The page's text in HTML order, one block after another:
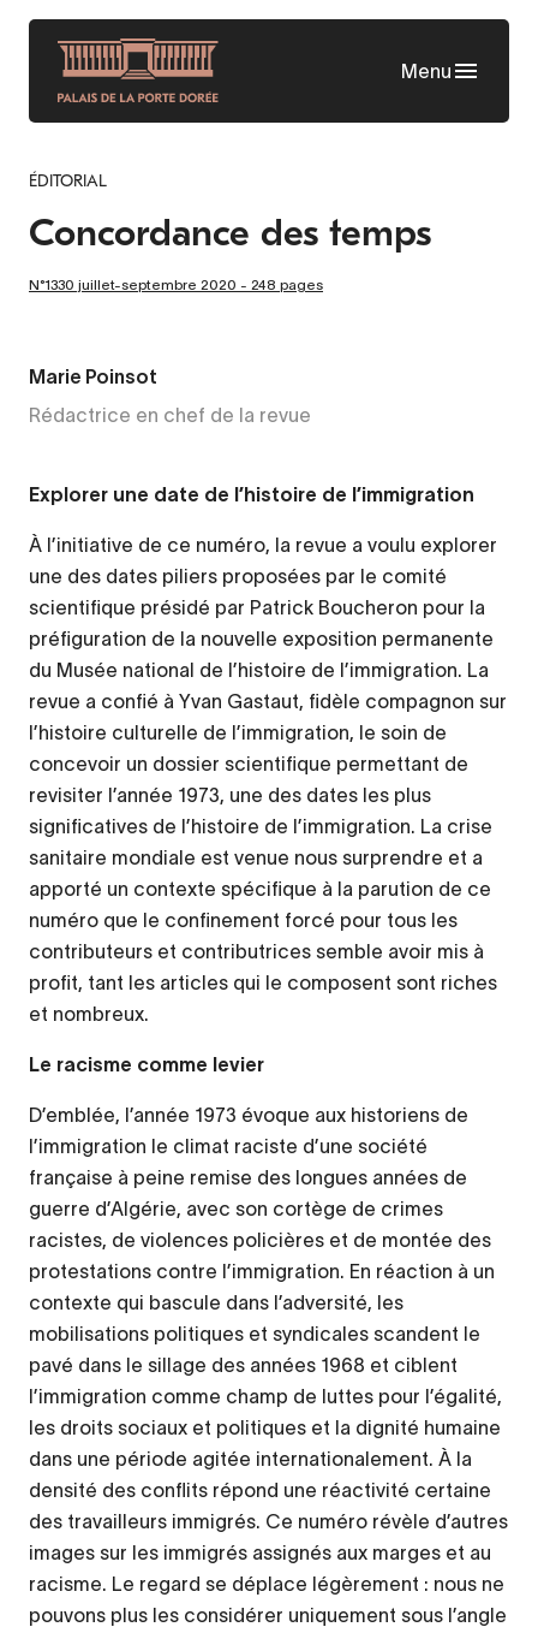
Aller
contenu
principal
Menu
ÉDITORIAL
Concordance des temps
N°1330 juillet-septembre 2020 - 248 pages
Marie Poinsot
Rédactrice en chef de la revue
Explorer une date de l’histoire de l’immigration
À l’initiative de ce numéro, la revue a voulu explorer
une des dates piliers proposées par le comité
scientifique présidé par Patrick Boucheron pour la
préfiguration de la nouvelle exposition permanente
du Musée national de l’histoire de l’immigration. La
revue a confié à Yvan Gastaut, fidèle compagnon sur
l’histoire culturelle de l’immigration, le soin de
concevoir un dossier scientifique permettant de
revisiter l’année 1973, une des dates les plus
significatives de l’histoire de l’immigration. La crise
sanitaire mondiale est venue nous surprendre et a
apporté un contexte spécifique à la parution de ce
numéro que le confinement forcé pour tous les
contributeurs et contributrices semble avoir mis à
profit, tant les articles qui le composent sont riches
et nombreux.
Le racisme comme levier
D’emblée, l’année 1973 évoque aux historiens de
l’immigration le climat raciste d’une société
française à peine remise des longues années de
guerre d’Algérie, avec son cortège de crimes
racistes, de violences policières et de montée des
protestations contre l’immigration. En réaction à un
contexte qui bascule dans l’adversité, les
mobilisations politiques et syndicales scandent le
pavé dans le sillage des années 1968 et ciblent
l’immigration comme champ de luttes pour l’égalité,
les droits sociaux et politiques et la dignité humaine
dans une période agitée internationalement. À la
densité des conflits répond une réactivité certaine
des travailleurs immigrés. Ce numéro révèle d’autres
images sur les immigrés assignés aux marges et au
racisme. Le regard se déplace légèrement : nous ne
pouvons plus les considérer uniquement sous l’angle